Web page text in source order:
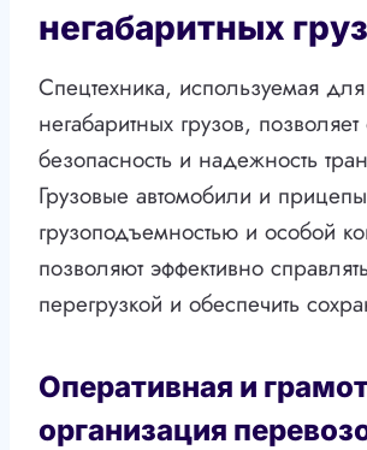
негабаритных
Спецтехника, используемая
негабаритных грузов,
безопасность и надежность
Грузовые автомобили и
грузоподъемностью и особой
позволяют эффективно
перегрузкой и обеспечить
Оперативная и
организация